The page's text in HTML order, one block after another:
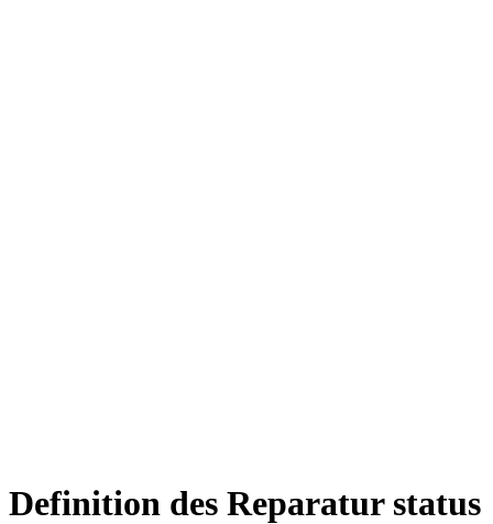
Definition des Reparatur status